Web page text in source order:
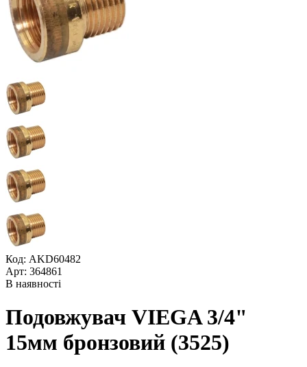
Код: AKD60482
Арт: 364861
В наявності
Подовжувач VIEGA 3/4"
15мм бронзовий (3525)